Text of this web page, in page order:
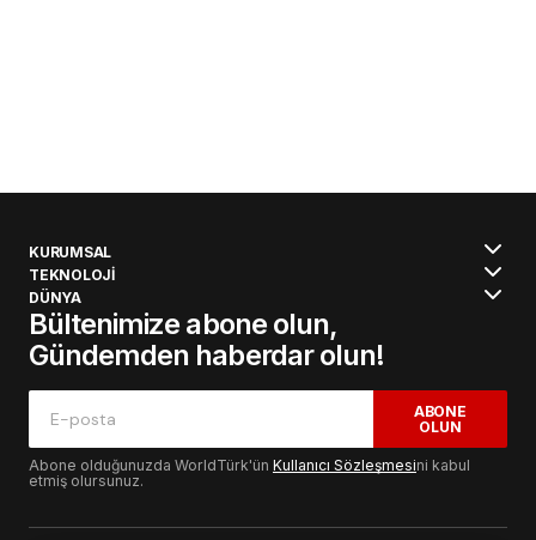
KURUMSAL
TEKNOLOJİ
DÜNYA
Bültenimize abone olun,
Gündemden haberdar olun!
ABONE
OLUN
Abone olduğunuzda WorldTürk'ün Kullanıcı Sözleşmesini kabul
etmiş olursunuz.